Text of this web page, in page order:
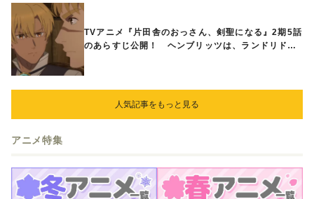
TVアニメ『片田舎のおっさん、剣聖になる』2期5話
のあらすじ公開！ ヘンブリッツは、ランドリドに
人気記事をもっと見る
アニメ特集